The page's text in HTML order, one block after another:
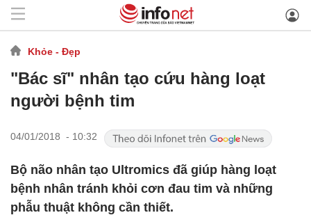
Khỏe - Đẹp
"Bác sĩ" nhân tạo cứu hàng loạt
người bệnh tim
04/01/2018 - 10:32
Bộ não nhân tạo Ultromics đã giúp hàng loạt
bệnh nhân tránh khỏi cơn đau tim và những
phẫu thuật không cần thiết.